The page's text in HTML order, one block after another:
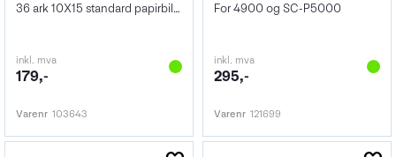
36 ark 10X15 standard papirbilder+Blekk
inkl. mva
179,-
Varenr 103643
For 4900 og SC-P5000
inkl. mva
295,-
Varenr 121699